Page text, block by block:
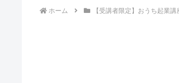
ホーム 【受講者限定】おうち起業講